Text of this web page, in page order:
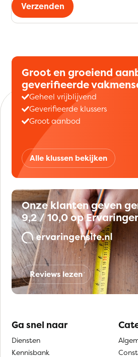
Verzenden
Groot en groeiend
geverifieerde
Geheel vrijblijvend
Geverifieerde klussers
Groot aanbod
Alle klussen bekijken
Onze klanten geven
9,2 / 10,0 op
Reviews lezen
Ga snel naar
Diensten
Kennisbank